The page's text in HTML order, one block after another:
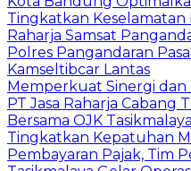
Tingkatkan Keselamatan
Raharja Samsat
Polres Pangandaran
Kamseltibcar Lantas
Memperkuat Sinergi
PT Jasa Raharja Cabang
Bersama OJK Tasikmalaya
Tingkatkan Kepatuhan
Pembayaran Pajak, Tim